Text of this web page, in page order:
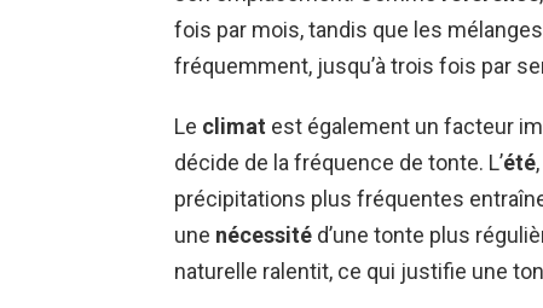
fois par mois, tandis que les
fréquemment, jusqu’à trois fois par
Le climat est également un facteur
décide de la fréquence de tonte. L’été
précipitations plus fréquentes
une nécessité d’une tonte plus
naturelle ralentit, ce qui justifie une